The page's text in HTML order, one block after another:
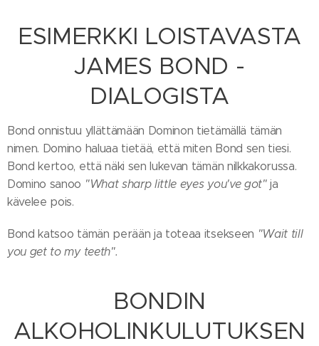
ESIMERKKI LOISTAVASTA
JAMES BOND -
DIALOGISTA
Bond onnistuu yllättämään Dominon tietämällä tämän
nimen. Domino haluaa tietää, että miten Bond sen tiesi.
Bond kertoo, että näki sen lukevan tämän nilkkakorussa.
Domino sanoo "What sharp little eyes you've got"ja
kävelee pois.
Bond katsoo tämän perään ja toteaa itsekseen "Wait till
you get to my teeth".
BONDIN
ALKOHOLINKULUTUKSEN